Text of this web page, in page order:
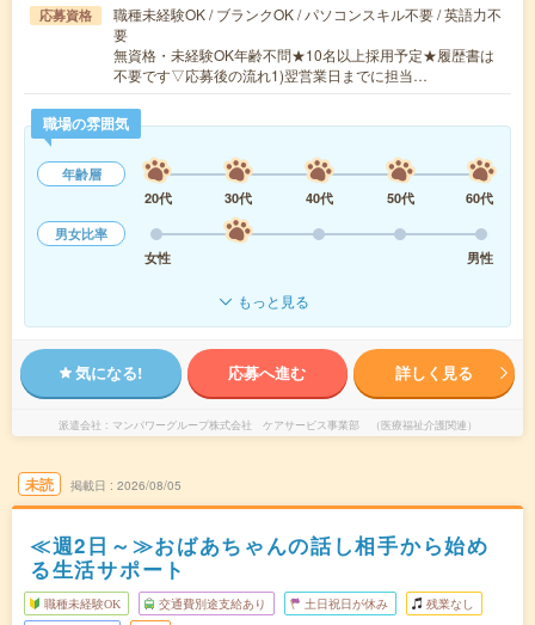
応募資格
職種未経験OK / ブランクOK / パソコンスキル不要 / 英語力不
要
無資格・未経験OK年齢不問★10名以上採用予定★履歴書は
不要です▽応募後の流れ1)翌営業日までに担当…
職場の雰囲気
年齢層
20代
30代 40代 50代
60代
男女比率
女性
男性
もっと見る
気になる! 応募へ進む 詳しく見る
派遣会社 マンパワーグループ株式会社 ケアサービス事業部 （医療福祉介護関連）
未読 掲載日 2026/08/05
≪週2日～≫おばあちゃんの話し相手から始め
る生活サポート
職種未経験OK 交通費別途支給あり 土日祝日が休み 残業なし